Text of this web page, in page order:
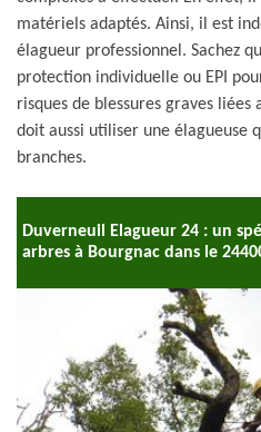
matériels adaptés. Ainsi, il est
élagueur professionnel. Sachez
protection individuelle ou EPI
risques de blessures graves liées
doit aussi utiliser une élagueuse
branches.
Duverneuil Elagueur 24 : un
arbres à Bourgnac dans le